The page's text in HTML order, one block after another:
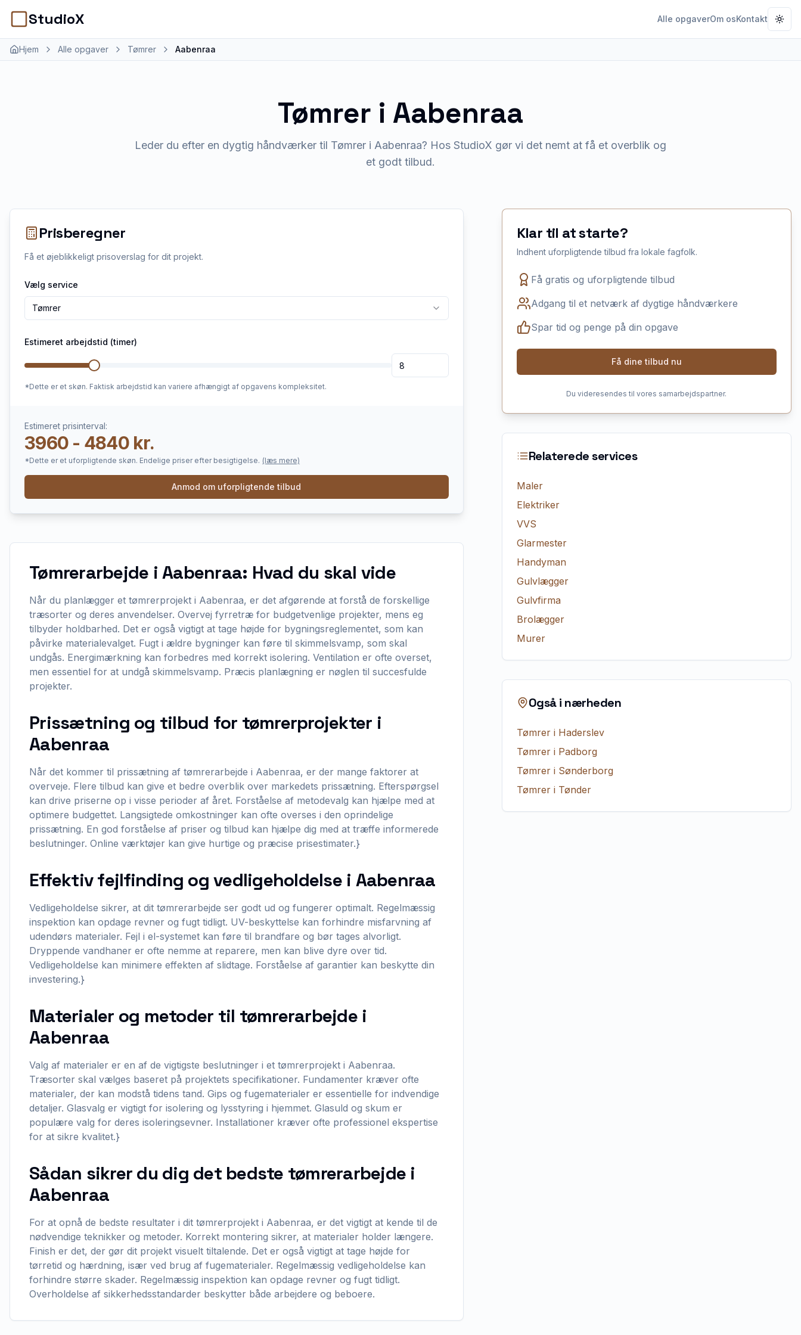
StudioX Alle opgaverOm osKontakt
Hjem Alle opgaver Tømrer Aabenraa
Tømrer i Aabenraa
Leder du efter en dygtig håndværker til Tømrer i Aabenraa? Hos StudioX gør vi det nemt at få et overblik og
et godt tilbud.
Prisberegner
Få et øjeblikkeligt prisoverslag for dit projekt.
Vælg service
Tømrer
Estimeret arbejdstid (timer)
*Dette er et skøn. Faktisk arbejdstid kan variere afhængigt af opgavens kompleksitet.
Estimeret prisinterval:
3960 - 4840 kr.
*Dette er et uforpligtende skøn. Endelige priser efter besigtigelse. (læs mere)
Anmod om uforpligtende tilbud
Tømrerarbejde i Aabenraa: Hvad du skal vide
Når du planlægger et tømrerprojekt i Aabenraa, er det afgørende at forstå de forskellige
træsorter og deres anvendelser. Overvej fyrretræ for budgetvenlige projekter, mens eg
tilbyder holdbarhed. Det er også vigtigt at tage højde for bygningsreglementet, som kan
påvirke materialevalget. Fugt i ældre bygninger kan føre til skimmelsvamp, som skal
undgås. Energimærkning kan forbedres med korrekt isolering. Ventilation er ofte overset,
men essentiel for at undgå skimmelsvamp. Præcis planlægning er nøglen til succesfulde
projekter.
Prissætning og tilbud for tømrerprojekter i
Aabenraa
Når det kommer til prissætning af tømrerarbejde i Aabenraa, er der mange faktorer at
overveje. Flere tilbud kan give et bedre overblik over markedets prissætning. Efterspørgsel
kan drive priserne op i visse perioder af året. Forståelse af metodevalg kan hjælpe med at
optimere budgettet. Langsigtede omkostninger kan ofte overses i den oprindelige
prissætning. En god forståelse af priser og tilbud kan hjælpe dig med at træffe informerede
beslutninger. Online værktøjer kan give hurtige og præcise prisestimater.}
Effektiv fejlfinding og vedligeholdelse i Aabenraa
Vedligeholdelse sikrer, at dit tømrerarbejde ser godt ud og fungerer optimalt. Regelmæssig
inspektion kan opdage revner og fugt tidligt. UV-beskyttelse kan forhindre misfarvning af
udendørs materialer. Fejl i el-systemet kan føre til brandfare og bør tages alvorligt.
Dryppende vandhaner er ofte nemme at reparere, men kan blive dyre over tid.
Vedligeholdelse kan minimere effekten af slidtage. Forståelse af garantier kan beskytte din
investering.}
Materialer og metoder til tømrerarbejde i
Aabenraa
Valg af materialer er en af de vigtigste beslutninger i et tømrerprojekt i Aabenraa.
Træsorter skal vælges baseret på projektets specifikationer. Fundamenter kræver ofte
materialer, der kan modstå tidens tand. Gips og fugematerialer er essentielle for indvendige
detaljer. Glasvalg er vigtigt for isolering og lysstyring i hjemmet. Glasuld og skum er
populære valg for deres isoleringsevner. Installationer kræver ofte professionel ekspertise
for at sikre kvalitet.}
Sådan sikrer du dig det bedste tømrerarbejde i
Aabenraa
For at opnå de bedste resultater i dit tømrerprojekt i Aabenraa, er det vigtigt at kende til de
nødvendige teknikker og metoder. Korrekt montering sikrer, at materialer holder længere.
Finish er det, der gør dit projekt visuelt tiltalende. Det er også vigtigt at tage højde for
tørretid og hærdning, især ved brug af fugematerialer. Regelmæssig vedligeholdelse kan
forhindre større skader. Regelmæssig inspektion kan opdage revner og fugt tidligt.
Overholdelse af sikkerhedsstandarder beskytter både arbejdere og beboere.
Klar til at starte?
Indhent uforpligtende tilbud fra lokale fagfolk.
Få gratis og uforpligtende tilbud
Adgang til et netværk af dygtige håndværkere
Spar tid og penge på din opgave
Få dine tilbud nu
Du videresendes til vores samarbejdspartner.
Relaterede services
Maler
Elektriker
VVS
Glarmester
Handyman
Gulvlægger
Gulvfirma
Brolægger
Murer
Også i nærheden
Tømreri Haderslev
Tømreri Padborg
Tømreri Sønderborg
Tømreri Tønder